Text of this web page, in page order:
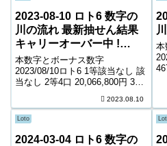
2023-08-10 ロト6 数字の
川の流れ 最新抽せん結果
キャリーオーバー中 !
745,117,766円
本数字とボーナス数字
2023/08/10ロト6 1等該当なし 該
当なし 2等4口 20,066,800円 3等
7,800円 5等193,927口 1,000円
キャリーオーバー 745,11...
2023.08.10
本
バ
Loto
2024-03-04 ロト6 数字の